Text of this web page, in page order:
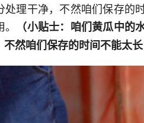
处理干净，不然咱们保存的
（小贴士：咱们黄瓜中
然咱们保存的时间不能太长